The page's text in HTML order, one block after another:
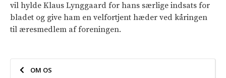
vil hylde Klaus Lynggaard for hans særlige indsats for
bladet og give ham en velfortjent hæder ved kåringen
til æresmedlem af foreningen.
OM OS